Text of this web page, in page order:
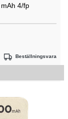
4/fp
Beställningsvara